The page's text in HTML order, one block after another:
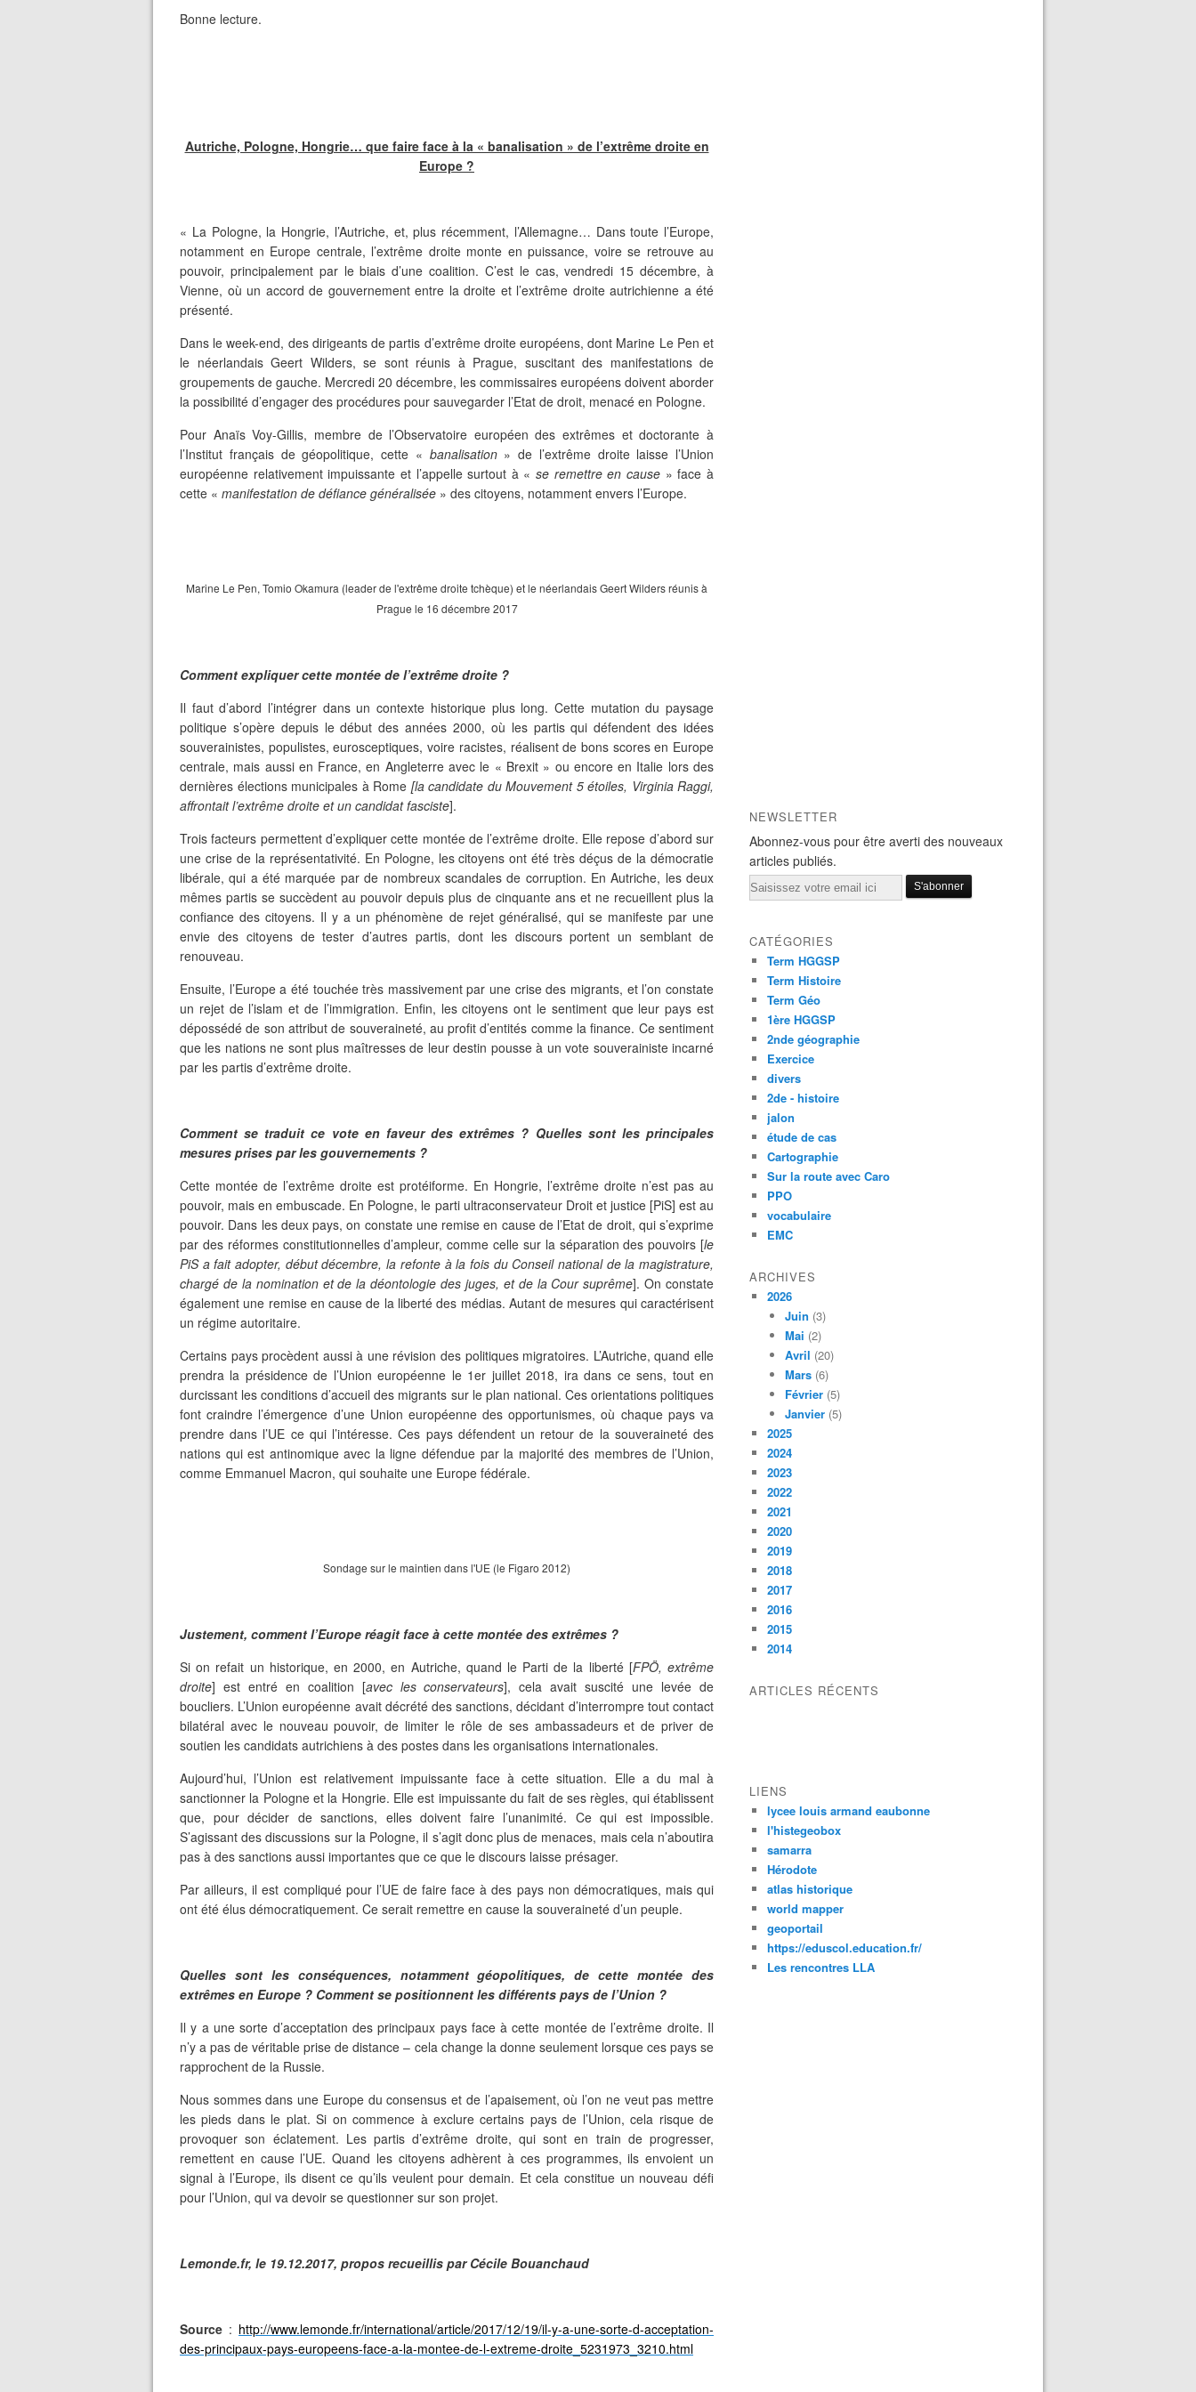
Bonne lecture.
Autriche, Pologne, Hongrie… que faire face à la « banalisation » de l’extrême droite en
Europe ?
« La Pologne, la Hongrie, l’Autriche, et, plus récemment, l’Allemagne… Dans toute l’Europe,
notamment en Europe centrale, l’extrême droite monte en puissance, voire se retrouve au
pouvoir, principalement par le biais d’une coalition. C’est le cas, vendredi 15 décembre, à
Vienne, où un accord de gouvernement entre la droite et l’extrême droite autrichienne a été
présenté.
Dans le week-end, des dirigeants de partis d’extrême droite européens, dont Marine Le Pen et
le néerlandais Geert Wilders, se sont réunis à Prague, suscitant des manifestations de
groupements de gauche. Mercredi 20 décembre, les commissaires européens doivent aborder
la possibilité d’engager des procédures pour sauvegarder l’Etat de droit, menacé en Pologne.
Pour Anaïs Voy-Gillis, membre de l’Observatoire européen des extrêmes et doctorante à
l’Institut français de géopolitique, cette « banalisation» de l’extrême droite laisse l’Union
européenne relativement impuissante et l’appelle surtout à «se remettre en cause » face à
cette « manifestation de défiance généralisée » des citoyens, notamment envers l’Europe.
Marine Le Pen, Tomio Okamura (leader de l'extrême droite tchèque) et le néerlandais Geert Wilders réunis à
Prague le 16 décembre 2017
Comment expliquer cette montée de l’extrême droite ?
Il faut d’abord l’intégrer dans un contexte historique plus long. Cette mutation du paysage
politique s’opère depuis le début des années 2000, où les partis qui défendent des idées
souverainistes, populistes, eurosceptiques, voire racistes, réalisent de bons scores en Europe
centrale, mais aussi en France, en Angleterre avec le « Brexit » ou encore en Italie lors des
dernières élections municipales à Rome [la candidate du Mouvement 5 étoiles, Virginia Raggi,
affrontait l’extrême droite et un candidat fasciste].
Trois facteurs permettent d’expliquer cette montée de l’extrême droite. Elle repose d’abord sur
une crise de la représentativité. En Pologne, les citoyens ont été très déçus de la démocratie
libérale, qui a été marquée par de nombreux scandales de corruption. En Autriche, les deux
mêmes partis se succèdent au pouvoir depuis plus de cinquante ans et ne recueillent plus la
confiance des citoyens. Il y a un phénomène de rejet généralisé, qui se manifeste par une
envie des citoyens de tester d’autres partis, dont les discours portent un semblant de
renouveau.
Ensuite, l’Europe a été touchée très massivement par une crise des migrants, et l’on constate
un rejet de l’islam et de l’immigration. Enfin, les citoyens ont le sentiment que leur pays est
dépossédé de son attribut de souveraineté, au profit d’entités comme la finance. Ce sentiment
que les nations ne sont plus maîtresses de leur destin pousse à un vote souverainiste incarné
par les partis d’extrême droite.
Comment se traduit ce vote en faveur des extrêmes ? Quelles sont les principales
mesures prises par les gouvernements ?
Cette montée de l’extrême droite est protéiforme. En Hongrie, l’extrême droite n’est pas au
pouvoir, mais en embuscade. En Pologne, le parti ultraconservateur Droit et justice [PiS] est au
pouvoir. Dans les deux pays, on constate une remise en cause de l’Etat de droit, qui s’exprime
par des réformes constitutionnelles d’ampleur, comme celle sur la séparation des pouvoirs [le
PiS a fait adopter, début décembre, la refonte à la fois du Conseil national de la magistrature,
chargé de la nomination et de la déontologie des juges, et de la Cour suprême]. On constate
également une remise en cause de la liberté des médias. Autant de mesures qui caractérisent
un régime autoritaire.
Certains pays procèdent aussi à une révision des politiques migratoires. L’Autriche, quand elle
prendra la présidence de l’Union européenne le 1er juillet 2018, ira dans ce sens, tout en
durcissant les conditions d’accueil des migrants sur le plan national. Ces orientations politiques
font craindre l’émergence d’une Union européenne des opportunismes, où chaque pays va
prendre dans l’UE ce qui l’intéresse. Ces pays défendent un retour de la souveraineté des
nations qui est antinomique avec la ligne défendue par la majorité des membres de l’Union,
comme Emmanuel Macron, qui souhaite une Europe fédérale.
Sondage sur le maintien dans l'UE (le Figaro 2012)
Justement, comment l’Europe réagit face à cette montée des extrêmes ?
Si on refait un historique, en 2000, en Autriche, quand le Parti de la liberté [FPÖ, extrême
droite] est entré en coalition [avec les conservateurs], cela avait suscité une levée de
boucliers. L’Union européenne avait décrété des sanctions, décidant d’interrompre tout contact
bilatéral avec le nouveau pouvoir, de limiter le rôle de ses ambassadeurs et de priver de
soutien les candidats autrichiens à des postes dans les organisations internationales.
Aujourd’hui, l’Union est relativement impuissante face à cette situation. Elle a du mal à
sanctionner la Pologne et la Hongrie. Elle est impuissante du fait de ses règles, qui établissent
que, pour décider de sanctions, elles doivent faire l’unanimité. Ce qui est impossible.
S’agissant des discussions sur la Pologne, il s’agit donc plus de menaces, mais cela n’aboutira
pas à des sanctions aussi importantes que ce que le discours laisse présager.
Par ailleurs, il est compliqué pour l’UE de faire face à des pays non démocratiques, mais qui
ont été élus démocratiquement. Ce serait remettre en cause la souveraineté d’un peuple.
Quelles sont les conséquences, notamment géopolitiques, de cette montée des
extrêmes en Europe ? Comment se positionnent les différents pays de l’Union ?
Il y a une sorte d’acceptation des principaux pays face à cette montée de l’extrême droite. Il
n’y a pas de véritable prise de distance – cela change la donne seulement lorsque ces pays se
rapprochent de la Russie.
Nous sommes dans une Europe du consensus et de l’apaisement, où l’on ne veut pas mettre
les pieds dans le plat. Si on commence à exclure certains pays de l’Union, cela risque de
provoquer son éclatement. Les partis d’extrême droite, qui sont en train de progresser,
remettent en cause l’UE. Quand les citoyens adhèrent à ces programmes, ils envoient un
signal à l’Europe, ils disent ce qu’ils veulent pour demain. Et cela constitue un nouveau défi
pour l’Union, qui va devoir se questionner sur son projet.
Lemonde.fr, le 19.12.2017, propos recueillis par Cécile Bouanchaud
Source : http://www.lemonde.fr/international/article/2017/12/19/il-y-a-une-sorte-d-acceptation-
des-principaux-pays-europeens-face-a-la-montee-de-l-extreme-droite_5231973_3210.html
NEWSLETTER
Abonnez-vous pour être averti des nouveaux
articles publiés.
Email
CATÉGORIES
Term HGGSP
Term Histoire
Term Géo
1ère HGGSP
2nde géographie
Exercice
divers
2de - histoire
jalon
étude de cas
Cartographie
Sur la route avec Caro
PPO
vocabulaire
EMC
ARCHIVES
2026
Juin (3)
Mai (2)
Avril (20)
Mars (6)
Février (5)
Janvier (5)
2025
2024
2023
2022
2021
2020
2019
2018
2017
2016
2015
2014
ARTICLES RÉCENTS
LIENS
lycee louis armand eaubonne
l'histegeobox
samarra
Hérodote
atlas historique
world mapper
geoportail
https://eduscol.education.fr/
Les rencontres LLA